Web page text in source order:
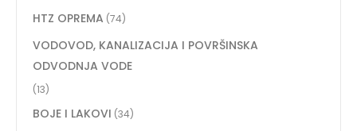
HTZ OPREMA (74)
VODOVOD, KANALIZACIJA I POVRŠINSKA
ODVODNJA VODE
(13)
BOJE I LAKOVI (34)